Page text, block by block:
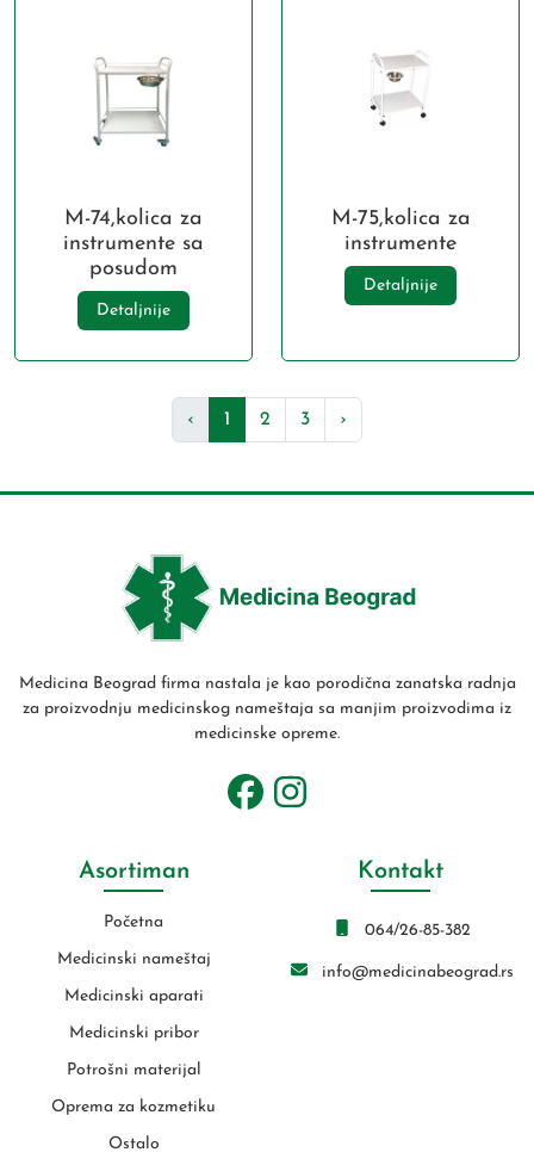
M-74,kolica za
instrumente sa
posudom
Detaljnije
M-75,kolica za
instrumente
Detaljnije
‹ 1 2 3 ›
Medicina Beograd firma nastala je kao porodična zanatska radnja
za proizvodnju medicinskog nameštaja sa manjim proizvodima iz
medicinske opreme.
Asortiman
Početna
Medicinski nameštaj
Medicinski aparati
Medicinski pribor
Potrošni materijal
Oprema za kozmetiku
Ostalo
Kontakt
064/26-85-382
info@medicinabeograd.rs